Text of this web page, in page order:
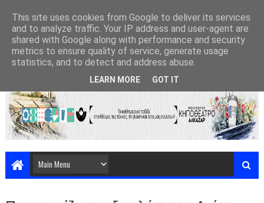
This site uses cookies from Google to deliver its services
and to analyze traffic. Your IP address and user-agent are
shared with Google along with performance and security
metrics to ensure quality of service, generate usage
statistics, and to detect and address abuse.
LEARN MORE GOT IT